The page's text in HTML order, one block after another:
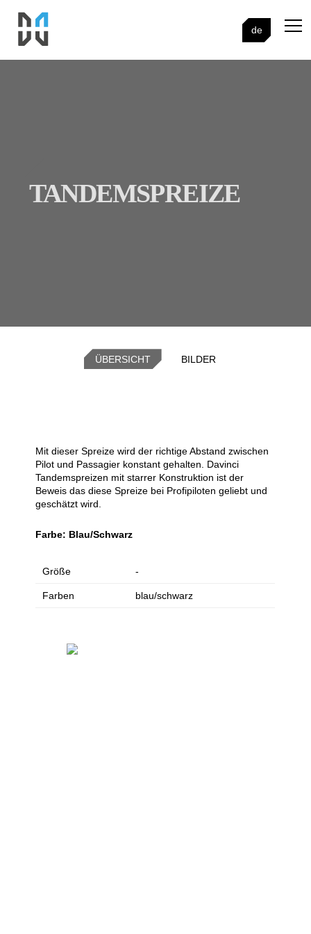
de
TANDEMSPREIZE
ÜBERSICHT BILDER
Mit dieser Spreize wird der richtige Abstand zwischen
Pilot und Passagier konstant gehalten. Davinci
Tandemspreizen mit starrer Konstruktion ist der
Beweis das diese Spreize bei Profipiloten geliebt und
geschätzt wird.
Farbe: Blau/Schwarz
Größe -
Farben blau/schwarz